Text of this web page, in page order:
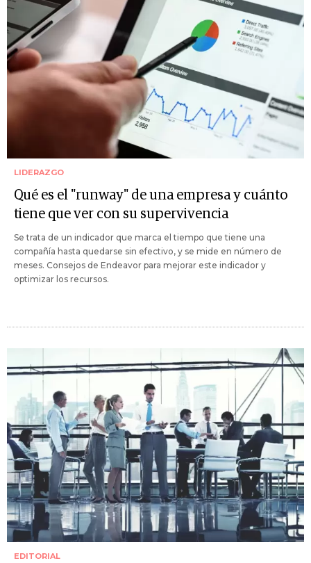
LIDERAZGO
Qué es el "runway" de una empresa y cuánto
tiene que ver con su supervivencia
Se trata de un indicador que marca el tiempo que tiene una
compañía hasta quedarse sin efectivo, y se mide en número de
meses. Consejos de Endeavor para mejorar este indicador y
optimizar los recursos.
EDITORIAL